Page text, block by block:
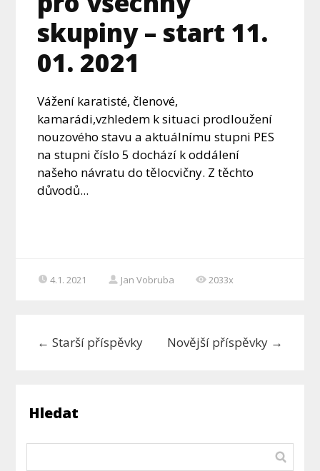
skupiny – start 11.
01. 2021
Vážení karatisté, členové,
kamarádi,vzhledem k situaci prodloužení
nouzového stavu a aktuálnímu stupni PES
na stupni číslo 5 dochází k oddálení
našeho návratu do tělocvičny. Z těchto
důvodů...
4.1. 2021 Jan Vobruba 2033x
← Starší příspěvky Novější příspěvky →
Hledat